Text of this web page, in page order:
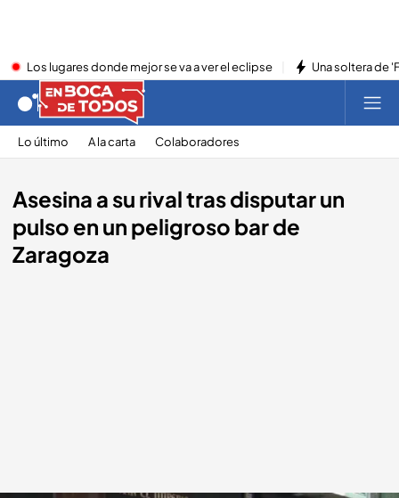
Los lugares donde mejor se va a ver el eclipse Una soltera de
Lo último A la carta Colaboradores
Asesina a su rival tras disputar un
pulso en un peligroso bar de
Zaragoza